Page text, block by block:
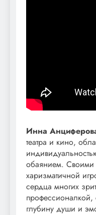
Инна
театра и кино,
обаянием. Своими
харизматичной
сердца многих
профессионалкой,
глубину души и